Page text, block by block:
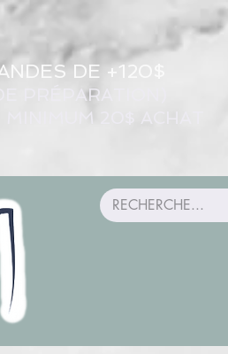
DE +120$
PRÉPARATION)
20$ ACHAT